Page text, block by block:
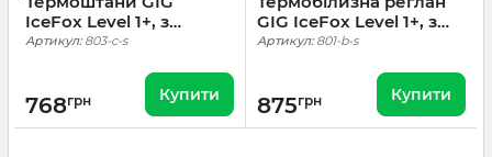
IceFox Level 1+, з
тканини Thermo line.
Артикул:803-c-s
768грн Купити
GIG IceFox Level 1+, з
тканини Thermo line.
Артикул:801-b-s
875грн Купити